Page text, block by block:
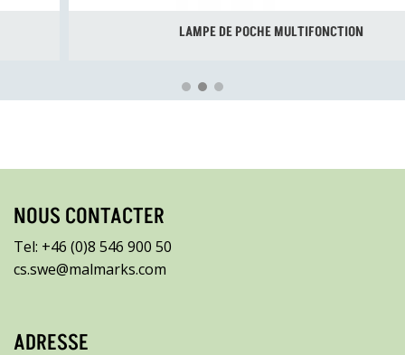
LAMPE DE POCHE MULTIFONCTION
NOUS CONTACTER
Tel: +46 (0)8 546 900 50
cs.swe@malmarks.com
ADRESSE